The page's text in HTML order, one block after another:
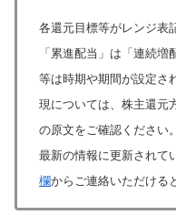
各還元目標等がレンジ表
「累進配当」は「連続
等は時期や期間が設定さ
現については、株主還元
の原文をご確認ください。
最新の情報に更新されて
欄からご連絡いただける